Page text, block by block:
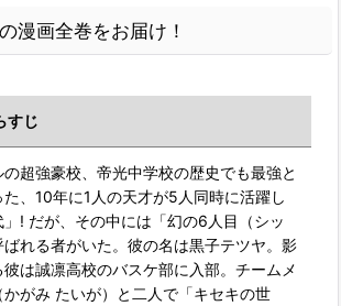
漫画全巻をお届け！
すじ
超強豪校、帝光中学校の歴史でも最強と
、10年に1人の天才が5人同時に活躍し
! だが、その中には「幻の6人目（シッ
れる者がいた。彼の名は黒子テツヤ。影
は誠凛高校のバスケ部に入部。チームメ
がみ たいが）と二人で「キセキの世